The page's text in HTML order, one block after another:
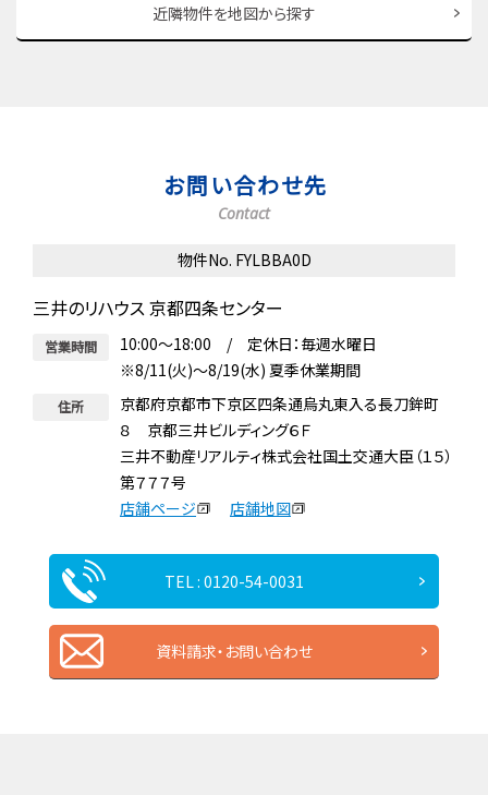
近隣物件を地図から探す
お問い合わせ先
Contact
物件No. FYLBBA0D
三井のリハウス 京都四条センター
営業時間
10:00～18:00 / 定休日：毎週水曜日
※8/11(火)～8/19(水) 夏季休業期間
住所
京都府京都市下京区四条通烏丸東入る長刀鉾町
８ 京都三井ビルディング６Ｆ
三井不動産リアルティ株式会社国土交通大臣（１５）
第７７７号
店舗ページ
店舗地図
TEL : 0120-54-0031
資料請求・お問い合わせ